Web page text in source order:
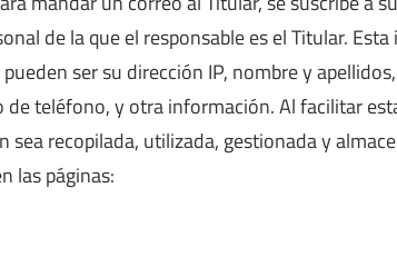
de la que el responsable es el Titular.
ser su dirección IP, nombre y
teléfono, y otra información. Al facilitar
sea recopilada, utilizada, gestionada y
las páginas: